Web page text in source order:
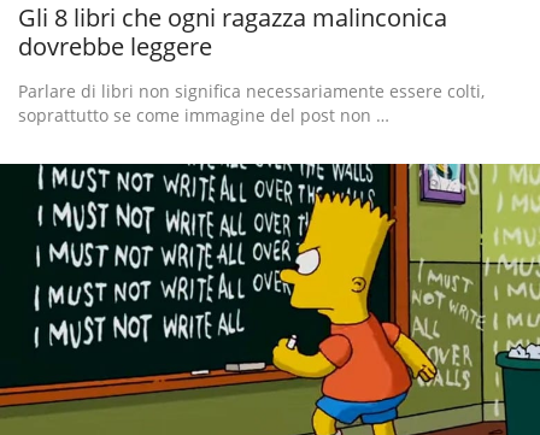
Gli 8 libri che ogni ragazza malinconica
dovrebbe leggere
Parlare di libri non significa necessariamente essere colti,
soprattutto se come immagine del post non …